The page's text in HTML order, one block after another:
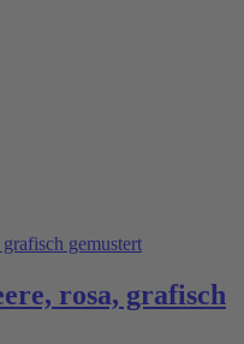
rosa, grafisch